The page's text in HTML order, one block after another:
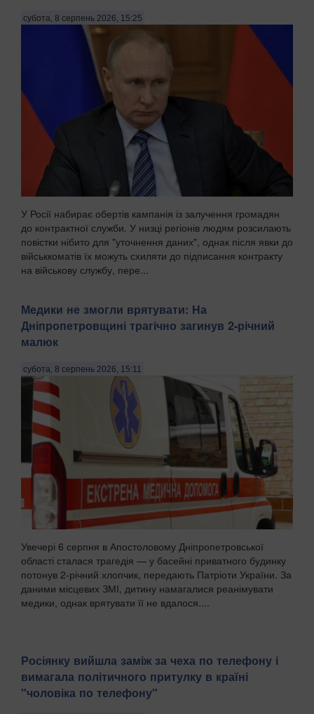
субота, 8 серпень 2026, 15:25
У Росії набирає обертів кампанія із залучення громадян
до контрактної служби. У низці регіонів людям розсилають
повістки нібито для "уточнення даних", однак після явки до
військкоматів їх можуть схиляти до підписання контракту
на військову службу, пере...
Медики не змогли врятувати: На
Дніпропетровщині трагічно загинув 2-річний
малюк
субота, 8 серпень 2026, 15:11
Увечері 6 серпня в Апостоловому Дніпропетровської
області сталася трагедія — у басейні приватного будинку
потонув 2-річний хлопчик, передають Патріоти України. За
даними місцевих ЗМІ, дитину намагалися реанімувати
медики, однак врятувати її не вдалося....
Росіянку вийшла заміж за чеха по телефону і
вимагала політичного притулку в країні
"чоловіка по телефону"